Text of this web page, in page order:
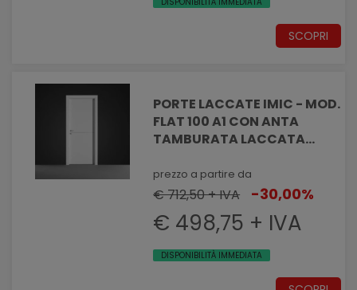
SCOPRI
PORTE LACCATE IMIC - MOD.
FLAT 100 A1 CON ANTA
TAMBURATA LACCATA
ALLUMINIO
prezzo a partire da
€ 712,50 + IVA -30,00%
€ 498,75 + IVA
DISPONIBILITÀ IMMEDIATA